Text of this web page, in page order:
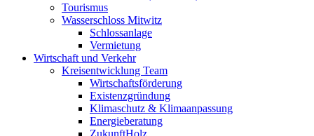
Tourismus
Wasserschloss Mitwitz
Schlossanlage
Vermietung
Wirtschaft und Verkehr
Kreisentwicklung Team
Wirtschaftsförderung
Existenzgründung
Klimaschutz & Klimaanpassung
Energieberatung
ZukunftHolz